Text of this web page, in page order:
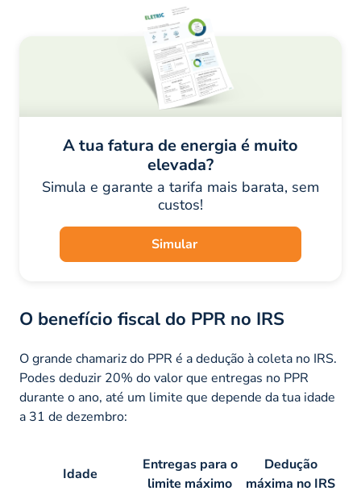
A tua fatura de energia é muito
elevada?
Simula e garante a tarifa mais barata, sem
custos!
Simular
O benefício fiscal do PPR no IRS
O grande chamariz do PPR é a dedução à coleta no IRS.
Podes deduzir 20% do valor que entregas no PPR
durante o ano, até um limite que depende da tua idade
a 31 de dezembro:
Idade
Entregas para o
limite máximo
Dedução
máxima no IRS